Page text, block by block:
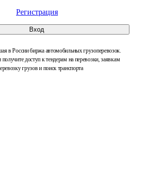
Регистрация
Вход
в России биржа автомобильных грузоперевозок.
получите доступ к тендерам на перевозки, заявкам
грузов и поиск транспорта